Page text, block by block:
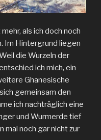
als ich doch noch
Im Hintergrund liegen
die Wurzeln der
ich mich, ein
Ghanesische
gemeinsam den
ich nachträglich eine
und Wurmerde tief
mal noch gar nicht zur